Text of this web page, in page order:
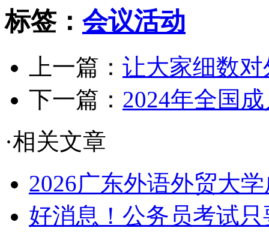
标签： 会议活动
上一篇： 让大家细数
下一篇： 2024年全国
·相关文章
2026广东外语外贸大
好消息！公务员考试